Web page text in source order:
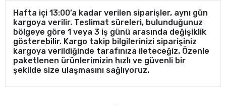
Hafta içi 13:00’a kadar verilen siparişler, aynı gün
kargoya verilir. Teslimat süreleri, bulunduğunuz
bölgeye göre 1 veya 3 iş günü arasında değişiklik
gösterebilir. Kargo takip bilgilerinizi siparişiniz
kargoya verildiğinde tarafınıza ileteceğiz. Özenle
paketlenen ürünlerimizin hızlı ve güvenli bir
şekilde size ulaşmasını sağlıyoruz.